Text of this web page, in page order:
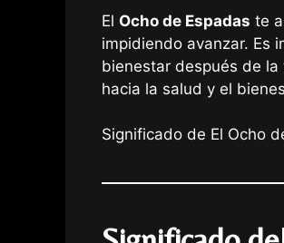
El Ocho de Espadas te
impidiendo avanzar. Es
bienestar después de
hacia la salud y el
Significado de El Ocho